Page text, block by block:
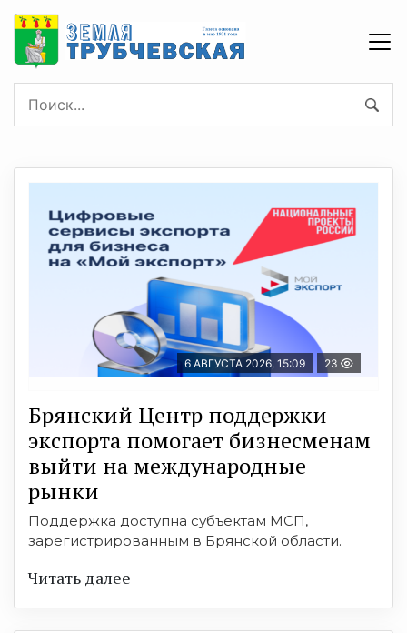
6 АВГУСТА 2026, 15:09 23
Брянский Центр поддержки
экспорта помогает бизнесменам
выйти на международные
рынки
Поддержка доступна субъектам МСП,
зарегистрированным в Брянской области.
Читать далее